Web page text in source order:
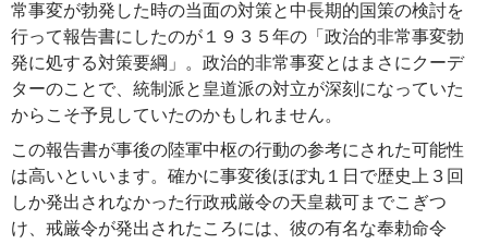
常事変が勃発した時の当面の対策と中長期的国策の検討を
行って報告書にしたのが１９３５年の「政治的非常事変勃
発に処する対策要綱」。政治的非常事変とはまさにクーデ
ターのことで、統制派と皇道派の対立が深刻になっていた
からこそ予見していたのかもしれません。
この報告書が事後の陸軍中枢の行動の参考にされた可能性
は高いといいます。確かに事変後ほぼ丸１日で歴史上３回
しか発出されなかった行政戒厳令の天皇裁可までこぎつ
け、戒厳令が発出されたころには、彼の有名な奉勅命令